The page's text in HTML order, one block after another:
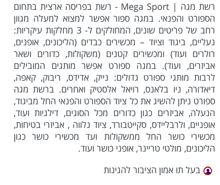
רשת מגה | Mega Sport - רשת בפריסה ארצית בתחום
הספורט והפנאי. במגה ספור אפשר למצוא למעלה מגוון
רחב של פריטים שונים, המחולקים ל- 3 מחלקות עיקריות:
נעליים, ביגוד וציוד – מכשירים כבדים (הליכונים, אופנים,
רולרים ועוד) ומכשירים קטנים (משקולות, כדורים ושאר
אביזרים, ועוד). במגה ספורט אפשר מותגים המובילים
לרבות מותגי ספורט גדולים: נייק, אדידס, ריבוק, קאפה,
דיאדורה, ניו בלאנס, רויאל אלסטיק ואחרים. ברשת מגה
ספורט ניתן להשיג את כל ציוד הספורט והפנאי החל מביגוד,
הנעלה, אביזרים כגון כדורים מכל הסוגים, דילגיות ועוד,
אופניים, ולרבליידס, סקייטבורד, ציוד נלווה , אביזרי בטיחות,
מכשירי כושר החל ממשקולות ועד מכשירי כושר כגון
הליכונים, מולטי טריינר, אופני כושר ועוד.
בעל תו אמון הציבור להגינות